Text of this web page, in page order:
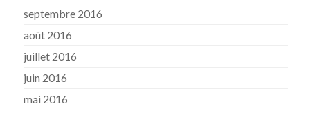
septembre 2016
août 2016
juillet 2016
juin 2016
mai 2016